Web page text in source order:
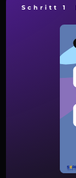
Schritt 1